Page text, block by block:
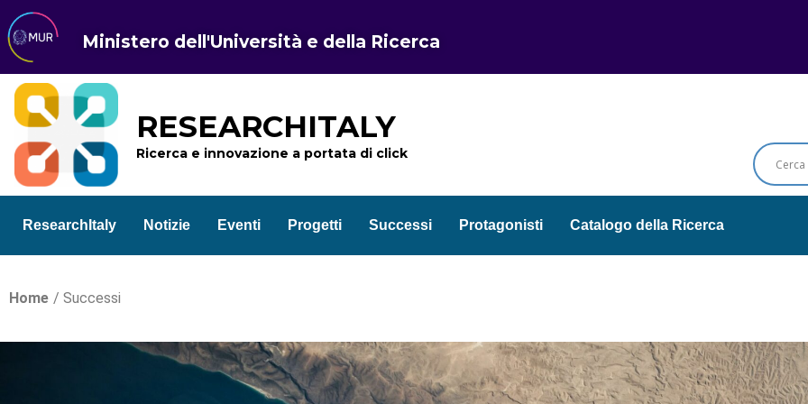
Ministero dell'Università e della Ricerca
RESEARCHITALY
Ricerca e innovazione a portata di click
ResearchItaly Notizie Eventi Progetti Successi Protagonisti Catalogo della Ricerca
Home / Successi